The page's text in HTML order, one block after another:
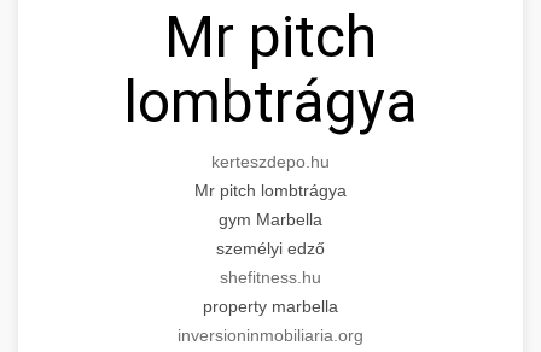
Mr pitch
lombtrágya
kerteszdepo.hu
Mr pitch lombtrágya
gym Marbella
személyi edző
shefitness.hu
property marbella
inversioninmobiliaria.org